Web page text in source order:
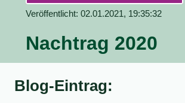
Veröffentlicht: 02.01.2021, 19:35:32
Nachtrag 2020
Blog-Eintrag: